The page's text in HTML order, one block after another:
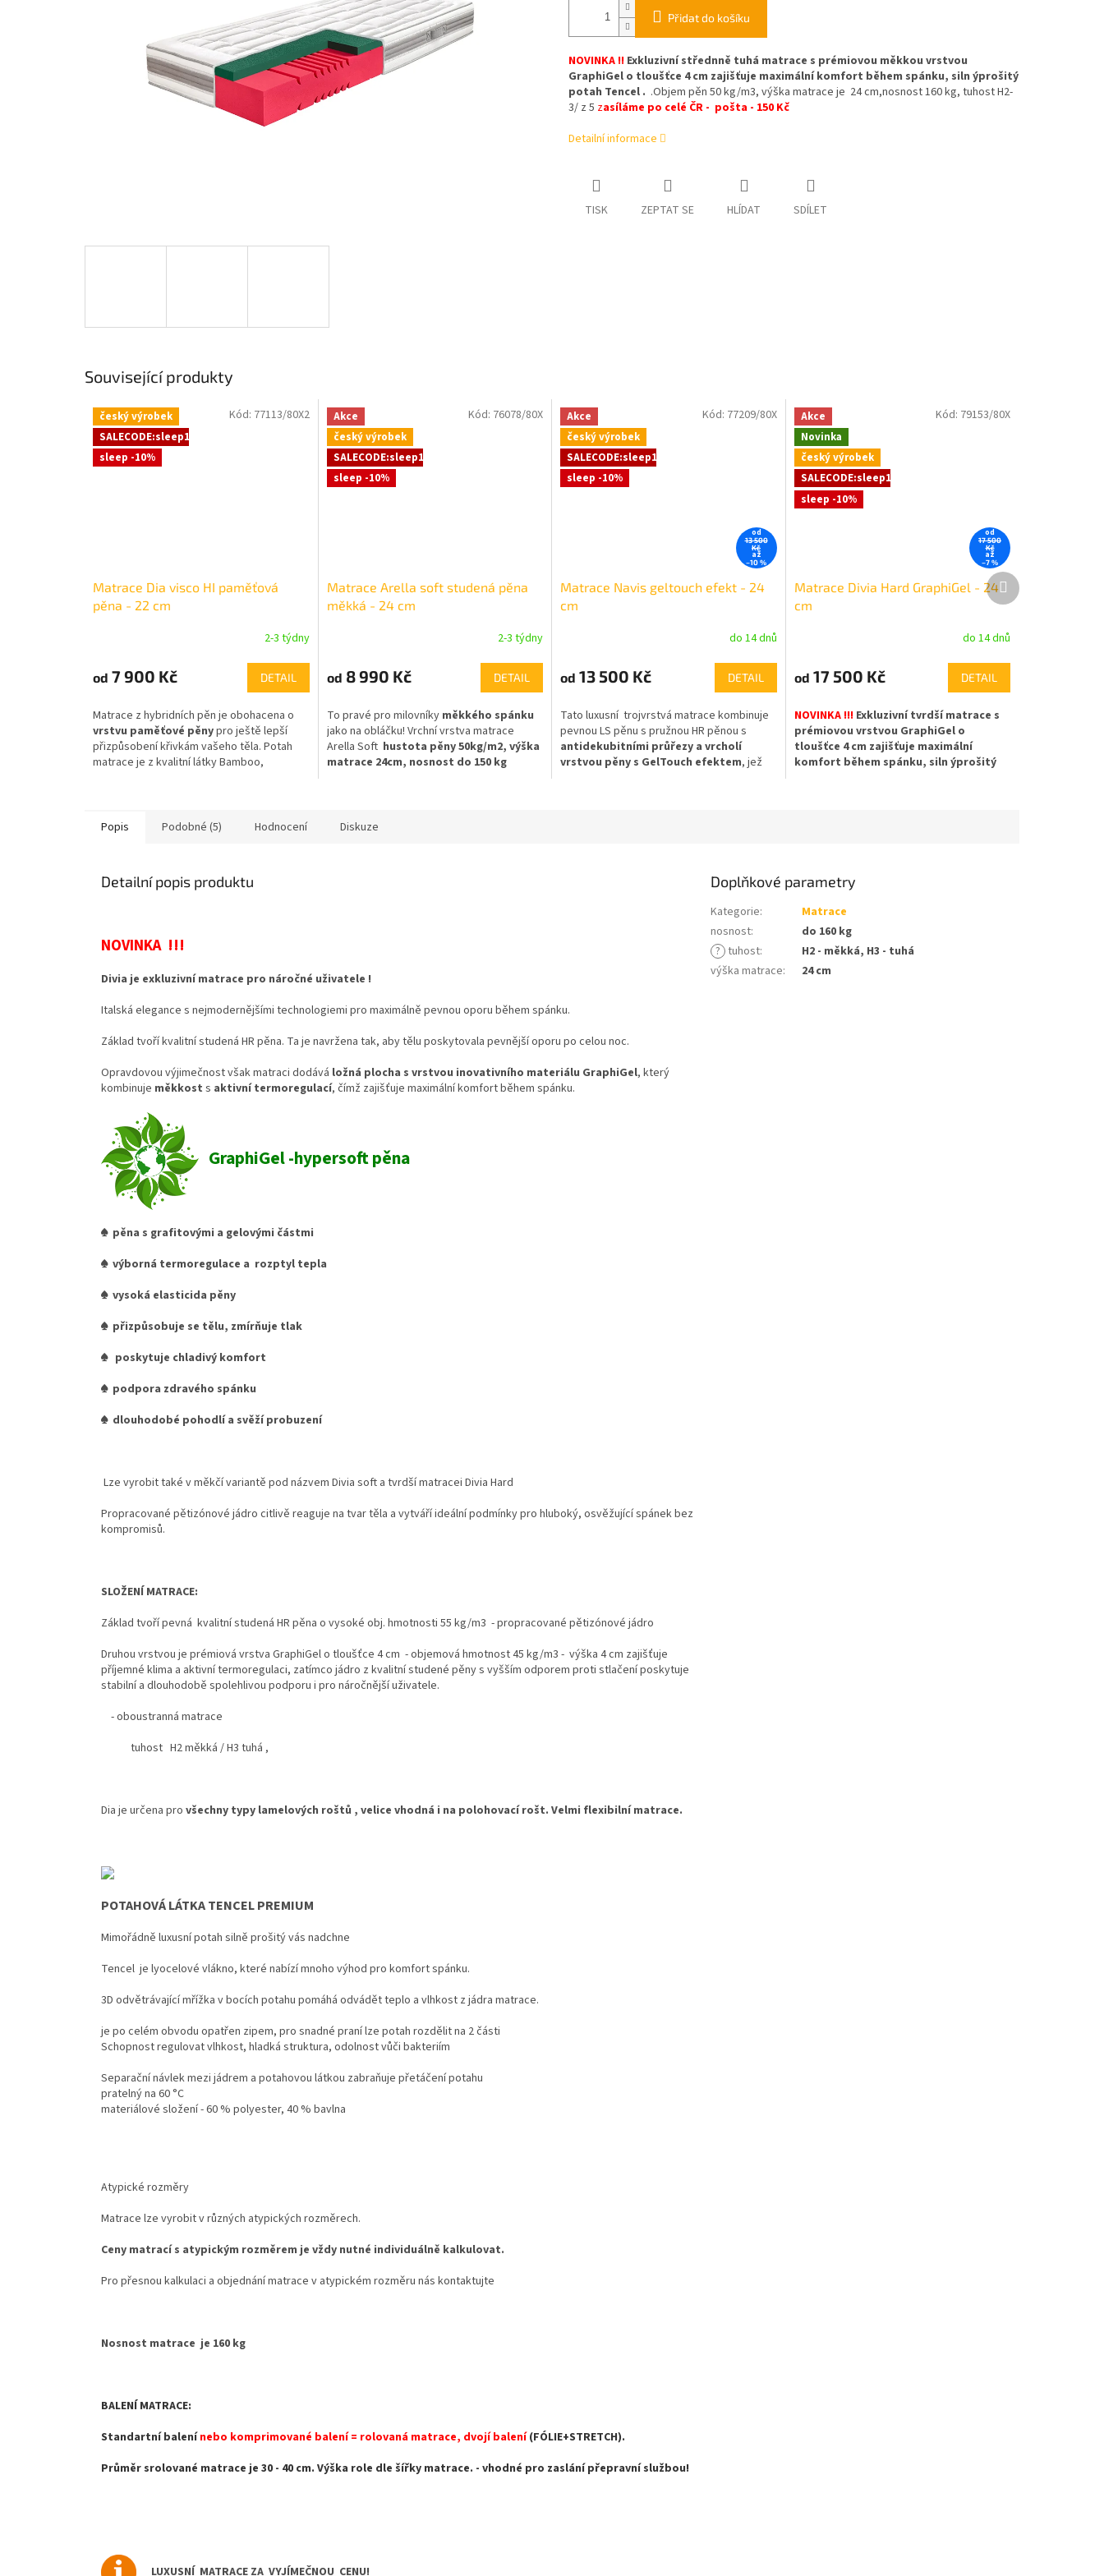
Přidat do košíku
NOVINKA !! Exkluzivní střednně tuhá matrace s prémiovou měkkou vrstvou
GraphiGel o tloušťce 4 cm zajišťuje maximální komfort během spánku, siln ýprošitý
potah Tencel . .Objem pěn 50 kg/m3, výška matrace je 24 cm,nosnost 160 kg, tuhost H2-
3/ z 5 zasíláme po celé ČR - pošta - 150 Kč
Detailní informace
TISK ZEPTAT SE HLÍDAT SDÍLET
Související produkty
český výrobek
SALECODE:sleep10:10:%
sleep -10%
Matrace Dia visco HI paměťová
pěna - 22 cm
2-3 týdny
od 7 900 Kč DETAIL
Matrace z hybridních pěn je obohacena o
vrstvu paměťové pěnypro ještě lepší
přizpůsobení křivkám vašeho těla. Potah
matrace je z kvalitní látky Bamboo,
kg, tuhost H2 z 5,
Kód: 77113/80X2
Akce
český výrobek
SALECODE:sleep10:10:%
sleep -10%
Matrace Arella soft studená pěna
měkká - 24 cm
2-3 týdny
od 8 990 Kč DETAIL
To pravé pro milovníky měkkého spánku
jako na obláčku! Vrchní vrstva matrace
Arella Soft hustota pěny 50kg/m2, výška
matrace 24cm, nosnost do 150 kg
Kód: 76078/80X
Akce
český výrobek
SALECODE:sleep10:10:%
sleep -10%
od
13 500
Kč
až
–10 %
Matrace Navis geltouch efekt - 24
cm
do 14 dnů
od 13 500 Kč DETAIL
Tato luxusní trojvrstvá matrace kombinuje
pevnou LS pěnu s pružnou HR pěnou s
antidekubitními průřezy a vrcholí
vrstvou pěny s GelTouch efektem, jež
Kód: 77209/80X
Akce
Novinka
český výrobek
SALECODE:sleep10:10:%
sleep -10%
od
17 500
Kč
až
–7 %
Matrace Divia Hard GraphiGel - 24
cm
do 14 dnů
od 17 500 Kč DETAIL
NOVINKA !!!Exkluzivní tvrdší matrace s
prémiovou vrstvou GraphiGel o
tloušťce 4 cm zajišťuje maximální
komfort během spánku, siln ýprošitý
Kód: 79153/80X
Další
produkt
Popis Podobné (5) Hodnocení Diskuze
Detailní popis produktu
NOVINKA !!!
Divia je exkluzivní matrace pro náročné uživatele !
Italská elegance s nejmodernějšími technologiemi pro maximálně pevnou oporu během spánku.
Základ tvoří kvalitní studená HR pěna. Ta je navržena tak, aby tělu poskytovala pevnější oporu po celou noc.
Opravdovou výjimečnost však matraci dodává ložná plocha s vrstvou inovativního materiálu GraphiGel, který
kombinuje měkkost s aktivní termoregulací, čímž zajišťuje maximální komfort během spánku.
GraphiGel -hypersoft pěna
♠ pěna s grafitovými a gelovými částmi
♠ výborná termoregulace a rozptyl tepla
♠ vysoká elasticida pěny
♠ přizpůsobuje se tělu, zmírňuje tlak
♠ poskytuje chladivý komfort
♠ podpora zdravého spánku
♠ dlouhodobé pohodlí a svěží probuzení
Lze vyrobit také v měkčí variantě pod názvem Divia soft a tvrdší matracei Divia Hard
Propracované pětizónové jádro citlivě reaguje na tvar těla a vytváří ideální podmínky pro hluboký, osvěžující spánek bez
kompromisů.
SLOŽENÍ MATRACE:
Základ tvoří pevná kvalitní studená HR pěna o vysoké obj. hmotnosti 55 kg/m3 - propracované pětizónové jádro
Druhou vrstvou je prémiová vrstva GraphiGel o tloušťce 4 cm -objemová hmotnost 45 kg/m3 - výška 4 cm zajišťuje
příjemné klima a aktivní termoregulaci, zatímco jádro z kvalitní studené pěny s vyšším odporem proti stlačení poskytuje
stabilní a dlouhodobě spolehlivou podporu i pro náročnější uživatele.
- oboustranná matrace
tuhost H2 měkká / H3 tuhá ,
Dia je určena pro všechny typy lamelových roštů , velice vhodná i na polohovací rošt. Velmi flexibilní matrace.
POTAHOVÁ LÁTKA TENCEL PREMIUM
Mimořádně luxusní potah silně prošitý vás nadchne
Tencel je lyocelové vlákno, které nabízí mnoho výhod pro komfort spánku.
3D odvětrávající mřížka v bocích potahu pomáhá odvádět teplo a vlhkost z jádra matrace.
je po celém obvodu opatřen zipem, pro snadné praní lze potah rozdělit na 2 části
Schopnost regulovat vlhkost, hladká struktura, odolnost vůči bakteriím
Separační návlek mezi jádrem a potahovou látkou zabraňuje přetáčení potahu
pratelný na 60 °C
materiálové složení - 60 % polyester, 40 % bavlna
Atypické rozměry
Matrace lze vyrobit v různých atypických rozměrech.
Ceny matrací s atypickým rozměrem je vždy nutné individuálně kalkulovat.
Pro přesnou kalkulaci a objednání matrace v atypickém rozměru nás kontaktujte
Nosnost matrace je 160 kg
BALENÍ MATRACE:
Standartní balení nebo komprimované balení = rolovaná matrace, dvojí balení(FÓLIE+STRETCH).
Průměr srolované matrace je 30 - 40 cm. Výška role dle šířky matrace. - vhodné pro zaslání přepravní službou!
LUXUSNÍ MATRACE ZA VYJÍMEČNOU CENU!
Doplňkové parametry
Kategorie:
Matrace
nosnost:
do 160 kg
? tuhost:
H2 - měkká, H3 - tuhá
výška matrace: 24 cm